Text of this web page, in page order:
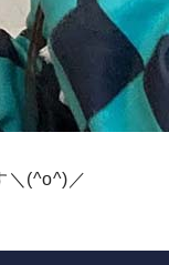
＼(^o^)／